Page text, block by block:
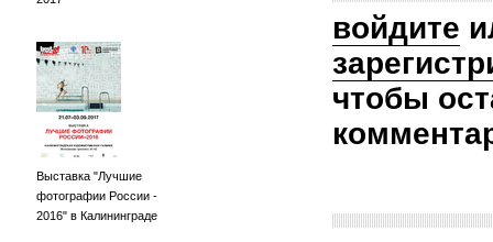
Выставка "Лучшие
фотографии России -
2016" в Калининграде
войдите
чтобы